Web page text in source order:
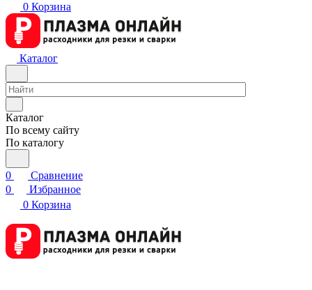
0 Корзина
Каталог
Каталог
По всему сайту
По каталогу
0
Сравнение
0
Избранное
0 Корзина